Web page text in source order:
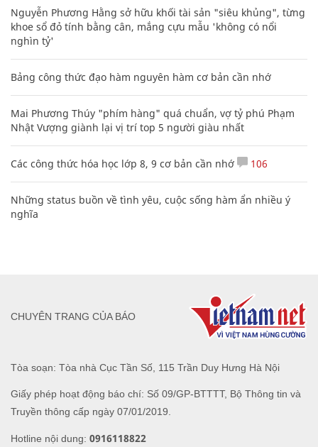
Nguyễn Phương Hằng sở hữu khối tài sản "siêu khủng", từng
khoe sổ đỏ tính bằng cân, mắng cựu mẫu 'không có nổi
nghìn tỷ'
Bảng công thức đạo hàm nguyên hàm cơ bản cần nhớ
Mai Phương Thúy "phím hàng" quá chuẩn, vợ tỷ phú Phạm
Nhật Vượng giành lại vị trí top 5 người giàu nhất
Các công thức hóa học lớp 8, 9 cơ bản cần nhớ 106
Những status buồn về tình yêu, cuộc sống hàm ẩn nhiều ý
nghĩa
Tòa soạn: Tòa nhà Cục Tần Số, 115 Trần Duy Hưng Hà Nội
Giấy phép hoạt động báo chí: Số 09/GP-BTTTT, Bộ Thông tin và
Truyền thông cấp ngày 07/01/2019.
Hotline nội dung: 0916118822
CHUYÊN TRANG CỦA BÁO